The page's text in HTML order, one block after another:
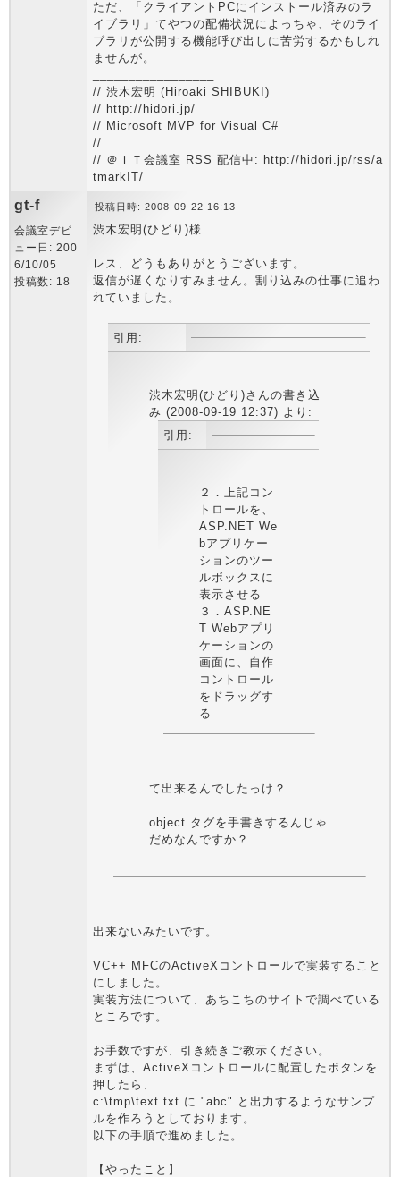
ただ、「クライアントPCにインストール済みのラ
イブラリ」てやつの配備状況によっちゃ、そのライ
ブラリが公開する機能呼び出しに苦労するかもしれ
ませんが。
// 渋木宏明 (Hiroaki SHIBUKI)
// http://hidori.jp/
// Microsoft MVP for Visual C#
//
// ＠ＩＴ会議室 RSS 配信中: http://hidori.jp/rss/a
tmarkIT/
gt-f
会議室デビ
ュー日: 200
6/10/05
投稿数: 18
投稿日時: 2008-09-22 16:13
渋木宏明(ひどり)様
レス、どうもありがとうございます。
返信が遅くなりすみません。割り込みの仕事に追わ
れていました。
引用:
渋木宏明(ひどり)さんの書き込
み (2008-09-19 12:37) より:
引用:
２．上記コン
トロールを、
ASP.NET We
bアプリケー
ションのツー
ルボックスに
表示させる
３．ASP.NE
T Webアプリ
ケーションの
画面に、自作
コントロール
をドラッグす
る
て出来るんでしたっけ？
object タグを手書きするんじゃ
だめなんですか？
出来ないみたいです。
VC++ MFCのActiveXコントロールで実装すること
にしました。
実装方法について、あちこちのサイトで調べている
ところです。
お手数ですが、引き続きご教示ください。
まずは、ActiveXコントロールに配置したボタンを
押したら、
c:\tmp\text.txt に "abc" と出力するようなサンプ
ルを作ろうとしております。
以下の手順で進めました。
【やったこと】